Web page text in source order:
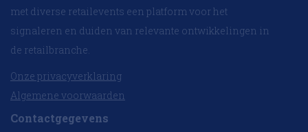
met diverse retailevents een platform voor het
signaleren en duiden van relevante ontwikkelingen in
de retailbranche.
Onze privacyverklaring
Algemene voorwaarden
Contactgegevens